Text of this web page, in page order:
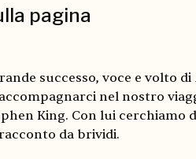
pagina
successo, voce e volto di
nel nostro
King. Con lui cerchiamo
da brividi.